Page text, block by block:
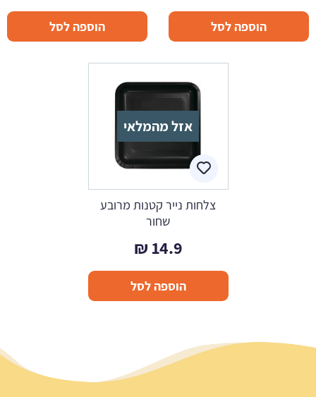
הוספה לסל הוספה לסל
אזל מהמלאי
צלחות נייר קטנות מרובע
שחור
14.9
₪
הוספה לסל